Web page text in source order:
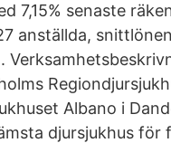
7,15% senaste
anställda,
Albano i
djursjukhus för